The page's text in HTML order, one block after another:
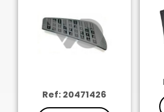
Ref: 20471426